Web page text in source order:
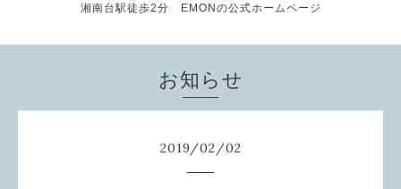
湘南台駅徒歩2分 EMONの公式ホームページ
お知らせ
2019/02/02